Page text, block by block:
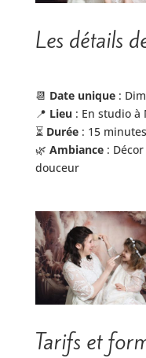
Les détails
📆 Date unique:
📍 Lieu : En studio à
⏳ Durée: 15
🌿 Ambiance:
douceur
Tarifs et